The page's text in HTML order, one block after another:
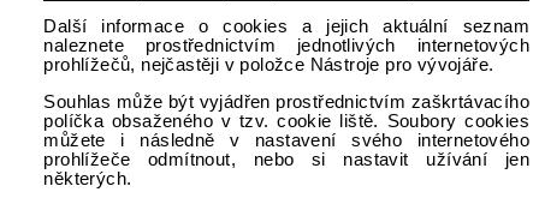
Další informace o cookies a jejich aktuální seznam
naleznete prostřednictvím jednotlivých internetových
prohlížečů, nejčastěji v položce Nástroje pro vývojáře.
Souhlas může být vyjádřen prostřednictvím zaškrtávacího
políčka obsaženého v tzv. cookie liště. Soubory cookies
můžete i následně v nastavení svého internetového
prohlížeče odmítnout, nebo si nastavit užívání jen
některých.